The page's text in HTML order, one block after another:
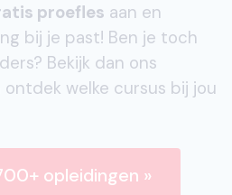
proefles aan en
bij je past! Ben je toch
Bekijk dan ons
welke cursus bij jou
opleidingen »